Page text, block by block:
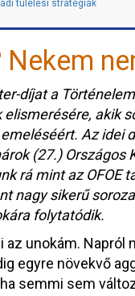
túlélési stratégiák
Nekem
díjat a
elismerésére, akik
Az idei
(27.) Országos
rá mint az OFOE
nagy sikerű
folytatódik.
az unokám. Napról
egyre növekvő
semmi sem